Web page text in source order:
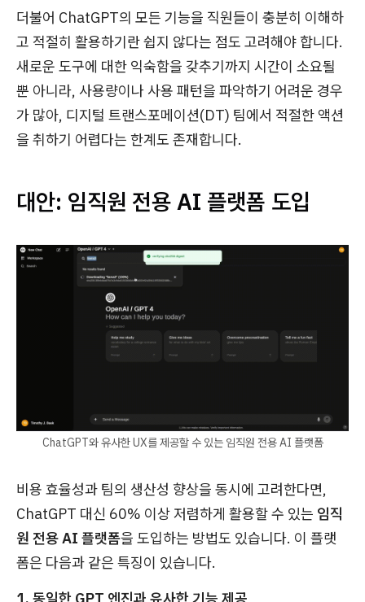
더불어 ChatGPT의 모든 기능을 직원들이 충분히 이해하
고 적절히 활용하기란 쉽지 않다는 점도 고려해야 합니다.
새로운 도구에 대한 익숙함을 갖추기까지 시간이 소요될
뿐 아니라, 사용량이나 사용 패턴을 파악하기 어려운 경우
가 많아, 디지털 트랜스포메이션(DT) 팀에서 적절한 액션
을 취하기 어렵다는 한계도 존재합니다.
대안: 임직원 전용 AI 플랫폼 도입
ChatGPT와 유사한 UX를 제공할 수 있는 임직원 전용 AI 플랫폼
비용 효율성과 팀의 생산성 향상을 동시에 고려한다면,
ChatGPT 대신 60% 이상 저렴하게 활용할 수 있는 임직
원 전용 AI 플랫폼을 도입하는 방법도 있습니다. 이 플랫
폼은 다음과 같은 특징이 있습니다.